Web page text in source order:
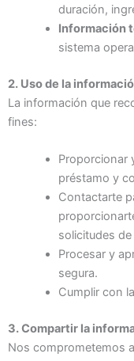
duración,
Información
sistema
2. Uso de la
La información que
fines:
Proporcionar
préstamo y
Contactarte
solicitudes
Procesar y
segura.
Cumplir con
3. Compartir la
Nos comprometemos